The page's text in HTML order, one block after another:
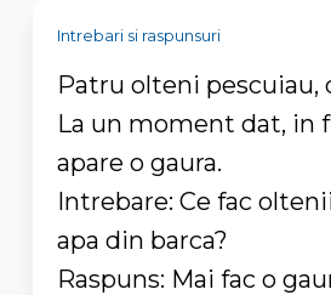
Intrebari si raspunsuri
Patru olteni pescuiau,
La un moment dat, in
apare o gaura.
Intrebare: Ce fac
apa din barca?
Raspuns: Mai fac o